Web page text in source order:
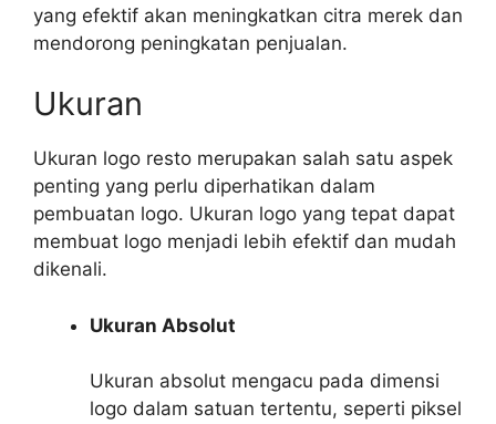
yang efektif akan meningkatkan citra merek dan
mendorong peningkatan penjualan.
Ukuran
Ukuran logo resto merupakan salah satu aspek
penting yang perlu diperhatikan dalam
pembuatan logo. Ukuran logo yang tepat dapat
membuat logo menjadi lebih efektif dan mudah
dikenali.
Ukuran Absolut
Ukuran absolut mengacu pada dimensi
logo dalam satuan tertentu, seperti piksel